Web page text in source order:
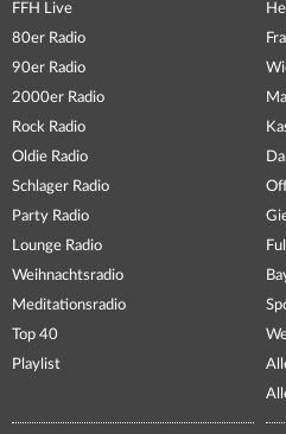
FFH Live
80er Radio
90er Radio
2000er Radio
Rock Radio
Oldie Radio
Schlager Radio
Party Radio
Lounge Radio
Weihnachtsradio
Meditationsradio
Top 40
Playlist